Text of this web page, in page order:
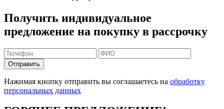
Получить индивидуальное
предложение на покупку в рассрочку
Отправить
Нажимая кнопку отправить вы соглашаетесь на обработку
персональных данных